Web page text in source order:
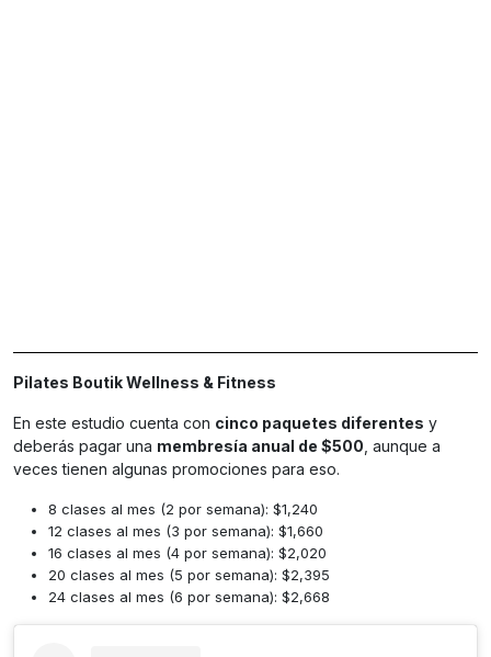
Pilates Boutik Wellness & Fitness
En este estudio cuenta con cinco paquetes diferentes y
deberás pagar una membresía anual de $500, aunque a
veces tienen algunas promociones para eso.
8 clases al mes (2 por semana): $1,240
12 clases al mes (3 por semana): $1,660
16 clases al mes (4 por semana): $2,020
20 clases al mes (5 por semana): $2,395
24 clases al mes (6 por semana): $2,668